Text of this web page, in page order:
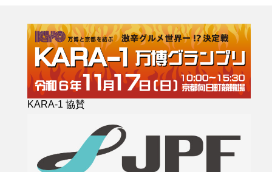
KARA-1 協賛